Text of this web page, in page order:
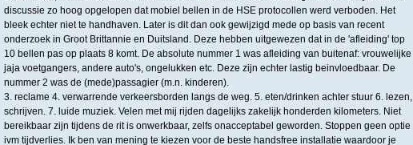
discussie zo hoog opgelopen dat mobiel bellen in de HSE protocollen werd verboden. Het
bleek echter niet te handhaven. Later is dit dan ook gewijzigd mede op basis van recent
onderzoek in Groot Brittannie en Duitsland. Deze hebben uitgewezen dat in de 'afleiding' top
10 bellen pas op plaats 8 komt. De absolute nummer 1 was afleiding van buitenaf: vrouwelijke
jaja voetgangers, andere auto's, ongelukken etc. Deze zijn echter lastig beinvloedbaar. De
nummer 2 was de (mede)passagier (m.n. kinderen).
3. reclame 4. verwarrende verkeersborden langs de weg. 5. eten/drinken achter stuur 6. lezen,
schrijven. 7. luide muziek. Velen met mij rijden dagelijks zakelijk honderden kilometers. Niet
bereikbaar zijn tijdens de rit is onwerkbaar, zelfs onacceptabel geworden. Stoppen geen optie
ivm tijdverlies. Ik ben van mening te kiezen voor de beste handsfree installatie waardoor je